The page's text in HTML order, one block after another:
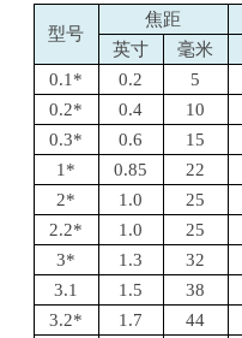
型号
焦距
英寸
毫米
0.1*
0.2 5
0.2*
0.4 10
0.3*
0.6 15
1*
0.85 22
2*
1.0 25
2.2*
1.0 25
3*
1.3 32
3.1
1.5 38
3.2*
1.7 44